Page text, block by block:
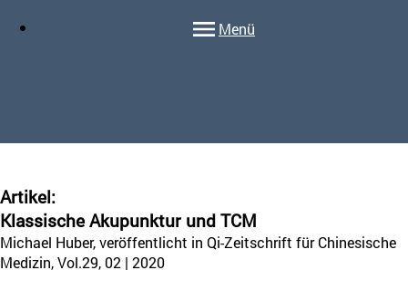
Menü
Artikel:
Klassische Akupunktur und TCM
Michael Huber, veröffentlicht in Qi-Zeitschrift für Chinesische
Medizin, Vol.29, 02 | 2020